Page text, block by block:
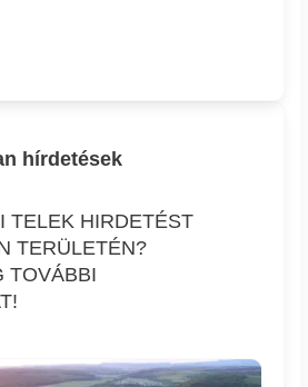
hírdetések
TELEK HIRDETÉST
TERÜLETÉN?
TOVÁBBI